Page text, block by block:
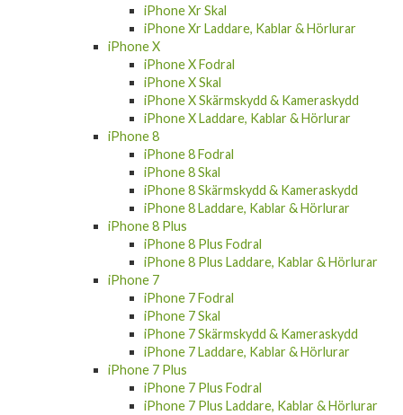
iPhone Xr Skal
iPhone Xr Laddare, Kablar & Hörlurar
iPhone X
iPhone X Fodral
iPhone X Skal
iPhone X Skärmskydd & Kameraskydd
iPhone X Laddare, Kablar & Hörlurar
iPhone 8
iPhone 8 Fodral
iPhone 8 Skal
iPhone 8 Skärmskydd & Kameraskydd
iPhone 8 Laddare, Kablar & Hörlurar
iPhone 8 Plus
iPhone 8 Plus Fodral
iPhone 8 Plus Laddare, Kablar & Hörlurar
iPhone 7
iPhone 7 Fodral
iPhone 7 Skal
iPhone 7 Skärmskydd & Kameraskydd
iPhone 7 Laddare, Kablar & Hörlurar
iPhone 7 Plus
iPhone 7 Plus Fodral
iPhone 7 Plus Laddare, Kablar & Hörlurar